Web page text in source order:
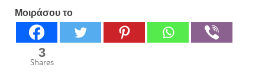
Μοιράσου το
3
Shares